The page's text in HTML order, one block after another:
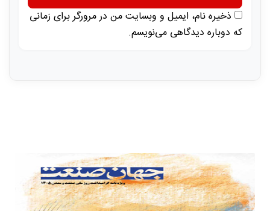
ذخیره نام، ایمیل و وبسایت من در مرورگر برای زمانی
که دوباره دیدگاهی می‌نویسم.